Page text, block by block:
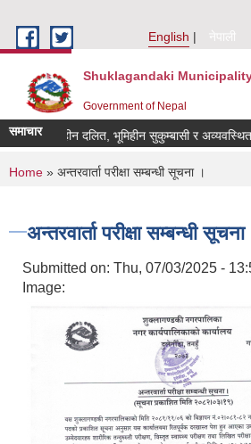
English
नेपाली
Shuklagandaki
Government of Nepal
समाचारभूमिहीन दलित, भूमिहीन सुकुम्बासी र अव्यवस्थित
You are here
Home » अन्तरवार्ता परीक्षा सम्बन्धी सूचना ।
अन्तरवार्ता परीक्षा सम्बन्धी
Submitted on: Thu, 07/03/2025 -
Image: